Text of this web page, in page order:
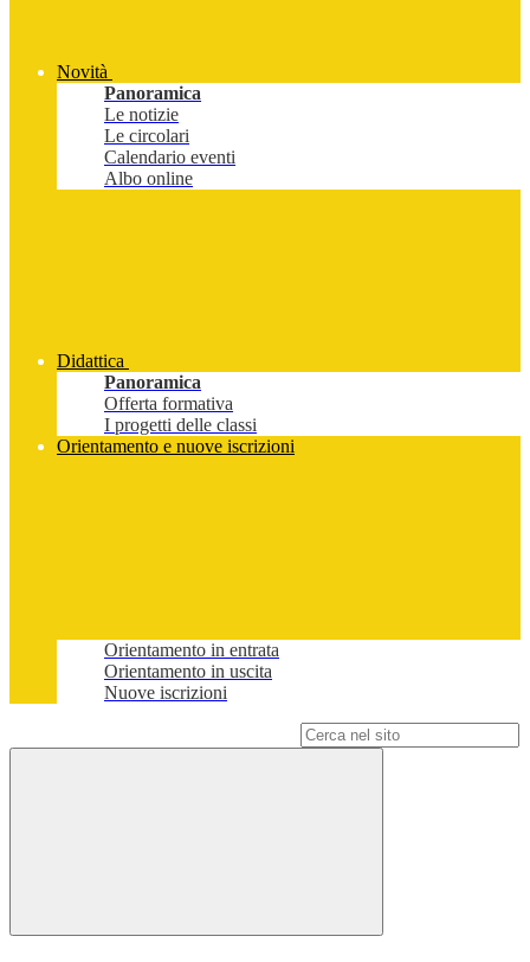
Novità
Panoramica
Le notizie
Le circolari
Calendario eventi
Albo online
Didattica
Panoramica
Offerta formativa
I progetti delle classi
Orientamento e nuove iscrizioni
Orientamento in entrata
Orientamento in uscita
Nuove iscrizioni